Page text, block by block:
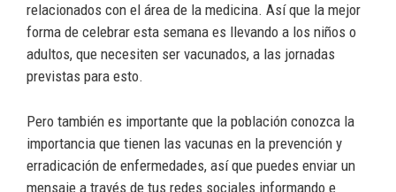
relacionados con el área de la medicina. Así que la mejor
forma de celebrar esta semana es llevando a los niños o
adultos, que necesiten ser vacunados, a las jornadas
previstas para esto.
Pero también es importante que la población conozca la
importancia que tienen las vacunas en la prevención y
erradicación de enfermedades, así que puedes enviar un
mensaje a través de tus redes sociales informando e